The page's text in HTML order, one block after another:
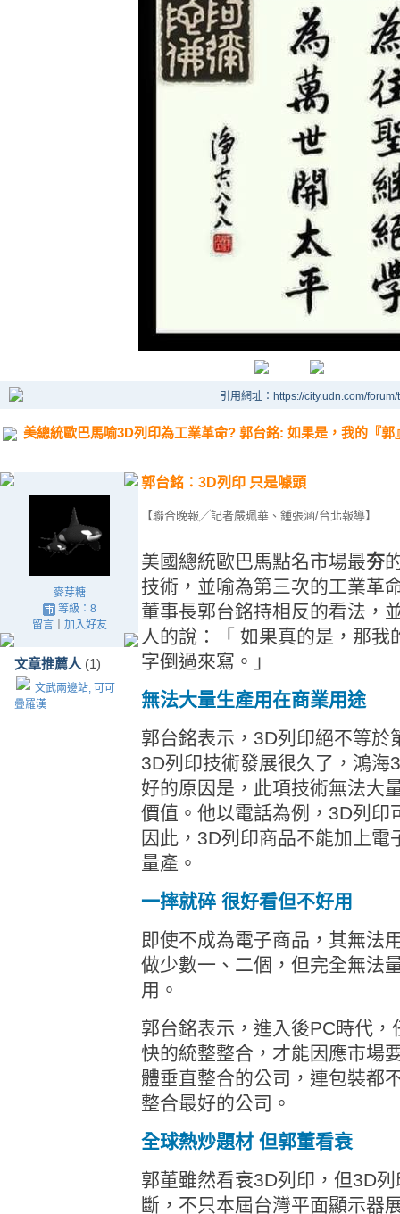
引用網址：https://city.udn.com/
美總統歐巴馬喻3D列印為工業革命? 郭台銘: 如果是，我的『郭
麥芽糖
等級：8
留言｜ 加入好友
文章推薦人 (1)
文武兩邊站, 可可
疊羅漢
郭台銘：3D列印 只是噱頭
【聯合晚報╱記者嚴珮華、鍾張涵/台北報導】
美國總統歐巴馬點名市場最夯
技術，並喻為第三次的工業革
董事長郭台銘持相反的看法，
人的說：「 如果真的是，那我
字倒過來寫。」
無法大量生產用在商業用途
郭台銘表示，3D列印絕不等於
3D列印技術發展很久了，鴻
好的原因是，此項技術無法大
價值。他以電話為例，3D列印
因此，3D列印商品不能加上
量產。
一摔就碎 很好看但不好用
即使不成為電子商品，其無法
做少數一、二個，但完全無法
用。
郭台銘表示，進入後PC時代
快的統整整合，才能因應市場
體垂直整合的公司，連包裝都
整合最好的公司。
全球熱炒題材 但郭董看衰
郭董雖然看衰3D列印，但3D
斷，不只本屆台灣平面顯示器